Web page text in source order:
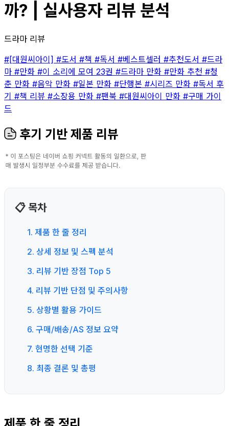
까? | 실사용자 리뷰 분석
드라마 리뷰
#[대원씨아이] #도서 #책 #독서 #베스트셀러 #추천도서 #드라
마 #만화 #이 소리에 모여 23권 #드라마 만화 #만화 추천 #청
춘 만화 #음악 만화 #일본 만화 #단행본 #시리즈 만화 #독서 후
기 #책 리뷰 #소장용 만화 #팬북 #대원씨아이 만화 #구매 가이
드
후기 기반 제품 리뷰
📋 목차
1. 제품 한 줄 정리
2. 상세 정보 및 스펙 분석
3. 리뷰 기반 장점 Top 5
4. 리뷰 기반 단점 및 주의사항
5. 상황별 활용 가이드
6. 구매/배송/AS 정보 요약
7. 현명한 선택 기준
8. 최종 결론 및 총평